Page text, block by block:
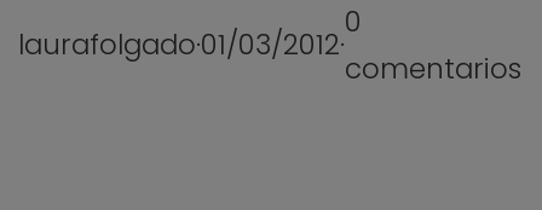
laurafolgado·01/03/2012·
0
comentarios